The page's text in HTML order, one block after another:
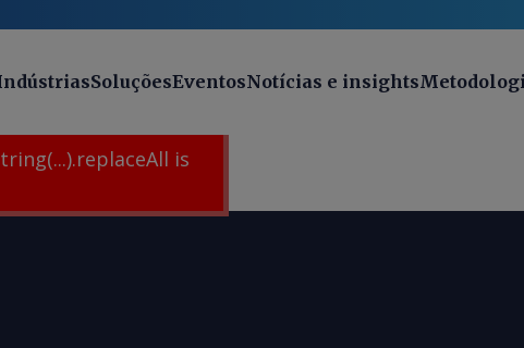
SoluçõesEventosNotícias e insights
is